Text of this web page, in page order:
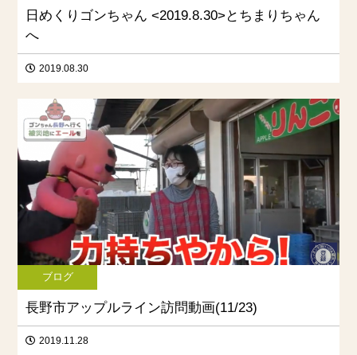
日めくりゴンちゃん <2019.8.30>とちまりちゃん
へ
2019.08.30
ブログ
長野市アップルライン訪問動画(11/23)
2019.11.28